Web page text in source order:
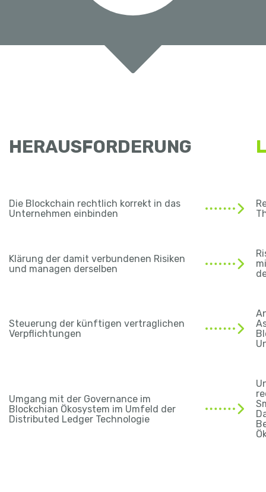
HERAUSFORDERUNG
Die Blockchain rechtlich korrekt in das
Unternehmen einbinden
Klärung der damit verbundenen Risiken
und managen derselben
Steuerung der künftigen vertraglichen
Verpflichtungen
Umgang mit der Governance im
Blockchian Ökosystem im Umfeld der
Distributed Ledger Technologie